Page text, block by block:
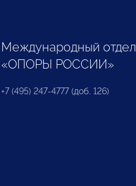
Международный отдел
«ОПОРЫ РОССИИ»
+7 (495) 247-4777 (доб. 126)